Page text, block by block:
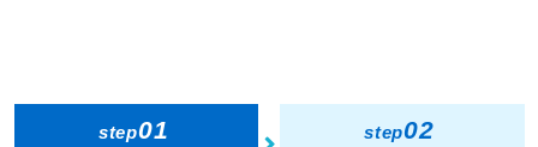
step01 step02